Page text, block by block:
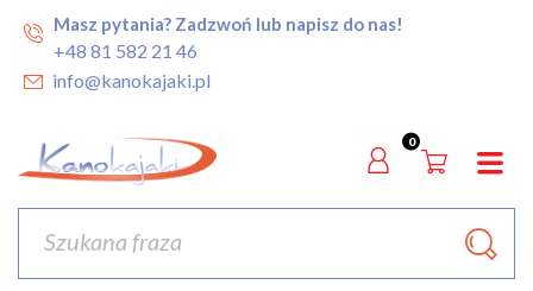
Masz pytania? Zadzwoń lub napisz do nas!
+48 81 582 21 46
info@kanokajaki.pl
0